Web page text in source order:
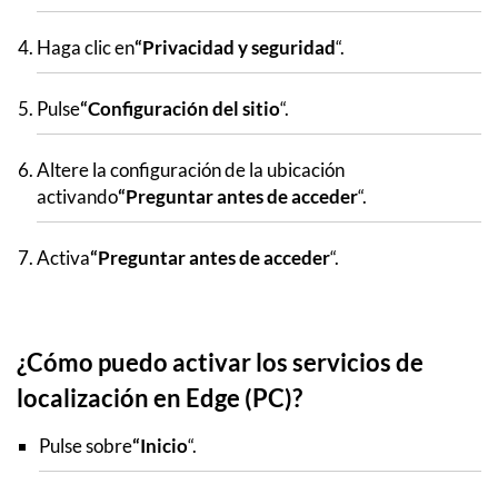
Haga clic en“Privacidad y seguridad“.
Pulse“Configuración del sitio“.
Altere la configuración de la ubicación
activando“Preguntar antes de acceder“.
Activa“Preguntar antes de acceder“.
¿Cómo puedo activar los servicios de
localización en Edge (PC)?
Pulse sobre“Inicio“.